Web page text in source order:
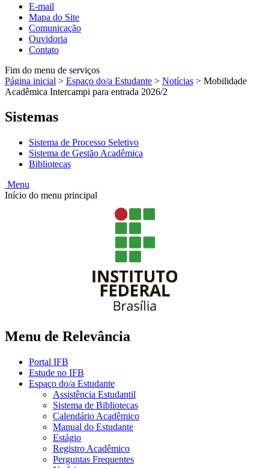
E-mail
Mapa do Site
Comunicação
Ouvidoria
Contato
Fim do menu de serviços
Página inicial > Espaço do/a Estudante > Notícias > Mobilidade
Acadêmica Intercampi para entrada 2026/2
Sistemas
Sistema de Processo Seletivo
Sistema de Gestão Acadêmica
Bibliotecas
Menu
Início do menu principal
Menu de Relevância
Portal IFB
Estude no IFB
Espaço do/a Estudante
Assistência Estudantil
Sistema de Bibliotecas
Calendário Acadêmico
Manual do Estudante
Estágio
Registro Acadêmico
Perguntas Frequentes